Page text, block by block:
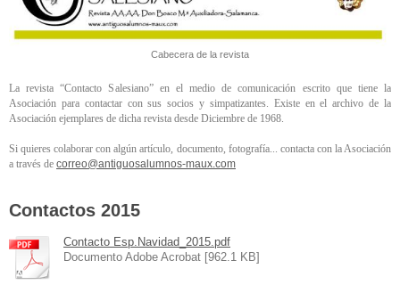
Cabecera de la revista
La revista “Contacto Salesiano” en el medio de comunicación escrito que tiene la
Asociación para contactar con sus socios y simpatizantes. Existe en el archivo de la
Asociación ejemplares de dicha revista desde Diciembre de 1968.
Si quieres colaborar con algún artículo, documento, fotografía... contacta con la Asociación
a través de correo@antiguosalumnos-maux.com
Contactos 2015
Contacto Esp.Navidad_2015.pdf
Documento Adobe Acrobat [962.1 KB]